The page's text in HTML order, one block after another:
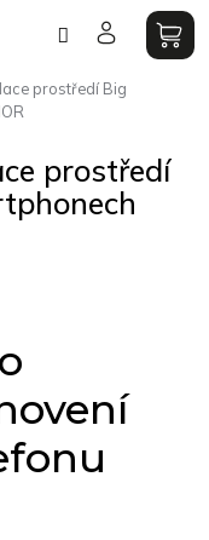
prostředí Big
prostředí